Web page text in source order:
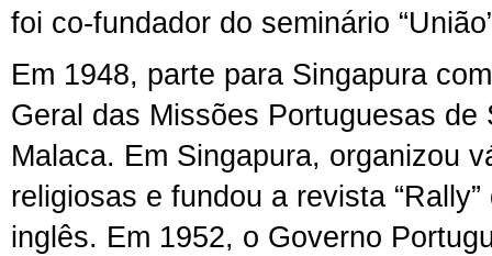
foi co-fundador do seminário
Em 1948, parte para Singapura
Geral das Missões Portuguesas de
Malaca. Em Singapura, organizou
religiosas e fundou a revista
inglês. Em 1952, o Governo